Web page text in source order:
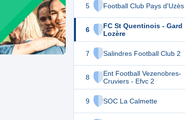
5 Football Club Pays d'Uzès
6
FC St Quentinois - Gard
Lozère
7 Salindres Football Club 2
8
Ent Football Vezenobres-
Cruviers - Efvc 2
9 SOC La Calmette